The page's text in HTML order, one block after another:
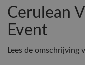
Cerulean
Event
Lees de omschrijving